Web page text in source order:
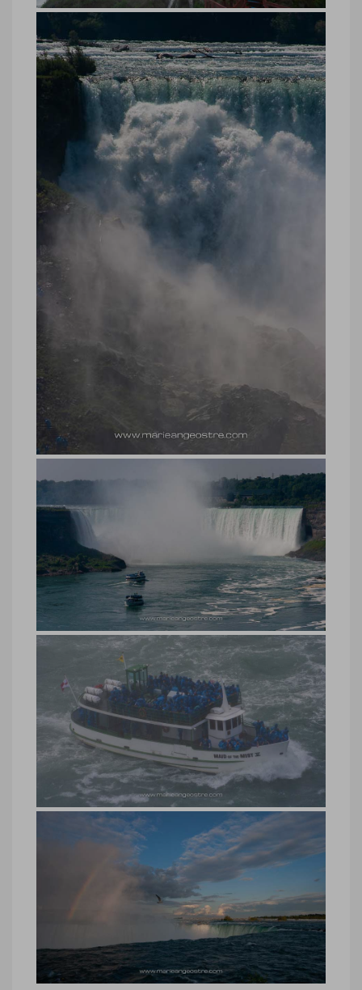
Chutes du Niagara, côté américain
Chutes du Niagara, côté américain ©
Marie-Ange Ostré
Chutes du Niagara, côté américain
Chutes du Niagara, côté américain ©
Marie-Ange Ostré
Chutes du Niagara, bateaux Maid of
the Mist
Chutes du Niagara, bateaux Maid of the
Mist © Marie-Ange Ostré
Chutes du Niagara, bateau Maid of
Chutes du Niagara, bateau Maid of the
Mist © Marie-Ange Ostré